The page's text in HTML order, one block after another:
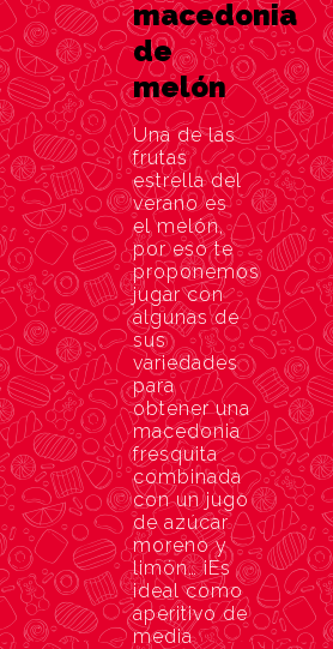
macedonia
de
melón
Una de las
frutas
estrella del
verano es
el melón,
por eso te
proponemos
jugar con
algunas de
sus
variedades
para
obtener una
macedonia
fresquita
combinada
con un jugo
de azúcar
moreno y
limón… ¡Es
ideal como
aperitivo de
media